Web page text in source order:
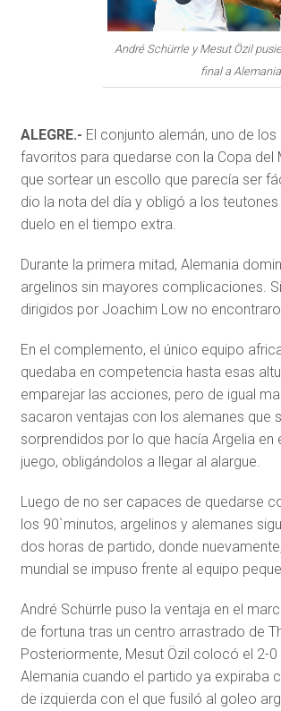
André Schürrle y Mesut Özil
final a Alemania.
ALEGRE.- El conjunto alemán, uno de los
favoritos para quedarse con la Copa del
que sortear un escollo que parecía ser
dio la nota del día y obligó a los teutones
duelo en el tiempo extra.
Durante la primera mitad, Alemania
argelinos sin mayores complicaciones.
dirigidos por Joachim Low no
En el complemento, el único equipo
quedaba en competencia hasta esas
emparejar las acciones, pero de igual
sacaron ventajas con los alemanes que
sorprendidos por lo que hacía Argelia en
juego, obligándolos a llegar al alargue.
Luego de no ser capaces de quedarse
los 90`minutos, argelinos y alemanes
dos horas de partido, donde
mundial se impuso frente al equipo
André Schürrle puso la ventaja en el
de fortuna tras un centro arrastrado de
Posteriormente, Mesut Özil colocó el 2-
Alemania cuando el partido ya expiraba
de izquierda con el que fusiló al goleo